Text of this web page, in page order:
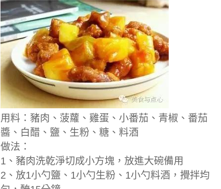
用料：豬肉、菠蘿、雞蛋、小番茄、青椒、番茄
醬、白醋、鹽、生粉、糖、料酒
做法：
1、豬肉洗乾淨切成小方塊，放進大碗備用
2、放1小勺鹽、1小勺生粉、1小勺料酒，攪拌均